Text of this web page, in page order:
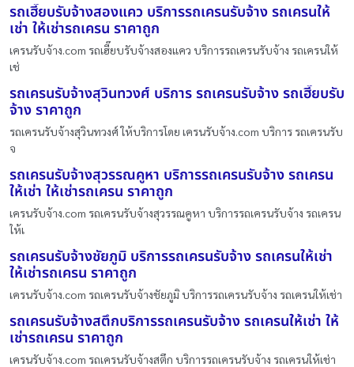
รถเฮี๊ยบรับจ้างสองแคว บริการรถเครนรับจ้าง รถเครนให้
เช่า ให้เช่ารถเครน ราคาถูก
เครนรับจ้าง.com รถเฮี๊ยบรับจ้างสองแคว บริการรถเครนรับจ้าง รถเครนให้
เช่
รถเครนรับจ้างสุวินทวงศ์ บริการ รถเครนรับจ้าง รถเฮี๊ยบรับ
จ้าง ราคาถูก
รถเครนรับจ้างสุวินทวงศ์ ให้บริการโดย เครนรับจ้าง.com บริการ รถเครนรับ
จ
รถเครนรับจ้างสุวรรณคูหา บริการรถเครนรับจ้าง รถเครน
ให้เช่า ให้เช่ารถเครน ราคาถูก
เครนรับจ้าง.com รถเครนรับจ้างสุวรรณคูหา บริการรถเครนรับจ้าง รถเครน
ให้เ
รถเครนรับจ้างชัยภูมิ บริการรถเครนรับจ้าง รถเครนให้เช่า
ให้เช่ารถเครน ราคาถูก
เครนรับจ้าง.com รถเครนรับจ้างชัยภูมิ บริการรถเครนรับจ้าง รถเครนให้เช่า
รถเครนรับจ้างสตึกบริการรถเครนรับจ้าง รถเครนให้เช่า ให้
เช่ารถเครน ราคาถูก
เครนรับจ้าง.com รถเครนรับจ้างสตึก บริการรถเครนรับจ้าง รถเครนให้เช่า